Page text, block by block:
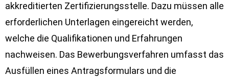
akkreditierten Zertifizierungsstelle. Dazu müssen alle
erforderlichen Unterlagen eingereicht werden,
welche die Qualifikationen und Erfahrungen
nachweisen. Das Bewerbungsverfahren umfasst das
Ausfüllen eines Antragsformulars und die